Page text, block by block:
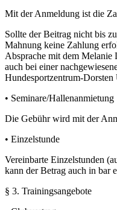
Mit der Anmeldung ist die
Sollte der Beitrag nicht bis
Mahnung keine Zahlung
Absprache mit dem Melanie
auch bei einer
Hundesportzentrum-Dorsten
• Seminare/Hallenanmietung
Die Gebühr wird mit der
• Einzelstunde
Vereinbarte Einzelstunden
kann der Betrag auch in bar
§ 3. Trainingsangebote